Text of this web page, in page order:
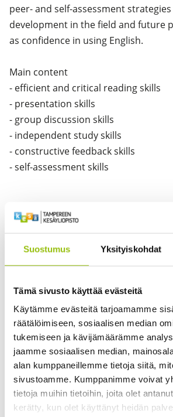
Suostumus Yksityiskohdat
Tämä sivusto käyttää evästeitä
Käytämme evästeitä tarjoamamme
räätälöimiseen, sosiaalisen median
tukemiseen ja kävijämäärämme
jaamme sosiaalisen median,
alan kumppaneillemme tietoja siitä,
sivustoamme. Kumppanimme voivat
tietoja muihin tietoihin, joita olet
kerätty, kun olet käyttänyt heidän
peer- and self-assessment
development in the field and future
as confidence in using English.
Main content
- efficient and critical reading skills
- presentation skills
- group discussion skills
- independent study skills
- constructive feedback skills
- self-assessment skills
Learning outcomes
Upon completion of this course,
academic texts from their field,
adopting a research-based
communication in academic and
be aware of the principles of
are constructed and use that
analysing texts and
communication.
be able to purposefully present